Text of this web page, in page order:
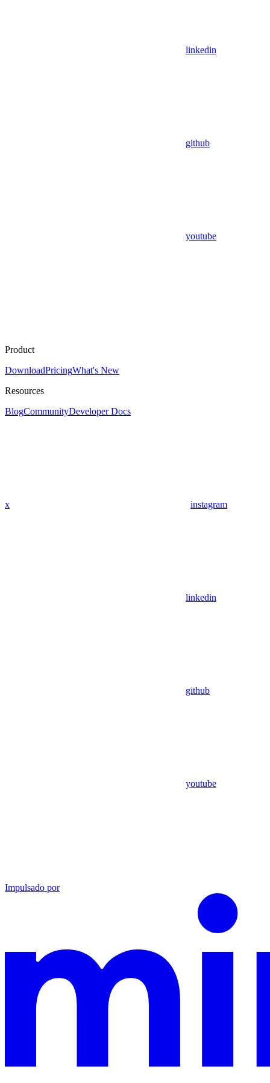
linkedin
github
youtube
Product
DownloadPricingWhat's New
Resources
BlogCommunityDeveloper Docs
x instagram
linkedin
github
youtube
Impulsado por